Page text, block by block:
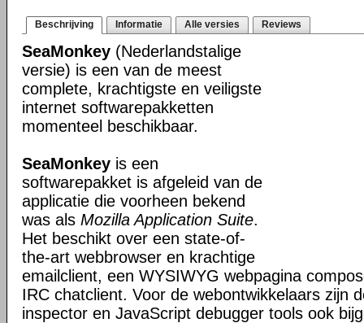
Beschrijving Informatie Alle versies Reviews
SeaMonkey (Nederlandstalige
versie) is een van de meest
complete, krachtigste en veiligste
internet softwarepakketten
momenteel beschikbaar.
SeaMonkey is een
softwarepakket is afgeleid van de
applicatie die voorheen bekend
was als Mozilla Application Suite.
Het beschikt over een state-of-
the-art webbrowser en krachtige
emailclient, een WYSIWYG webpagina
IRC chatclient. Voor de webontwikkelaars zijn
inspector en JavaScript debugger tools ook